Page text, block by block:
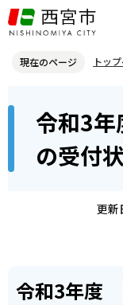
こ
の
ジ
頭
現在のページ トッ
開発事業概要書の受付
令和3
の受付
更新
令和3年度